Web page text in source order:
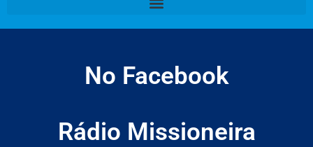
No Facebook
Rádio Missioneira